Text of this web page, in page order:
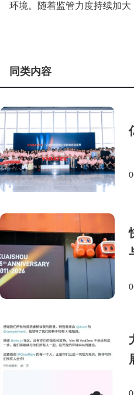
环境。随着监管力度持续加大
同类内容